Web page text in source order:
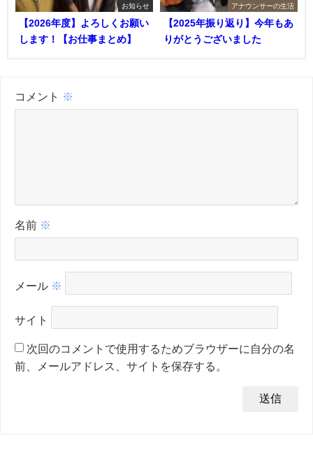
お知らせ
【2026年度】よろしくお願い
します！【お仕事まとめ】
アナウンサーの生活
【2025年振り返り】今年もあ
りがとうございました
コメント ※
名前 ※
メール ※
サイト
次回のコメントで使用するためブラウザーに自分の名
前、メールアドレス、サイトを保存する。